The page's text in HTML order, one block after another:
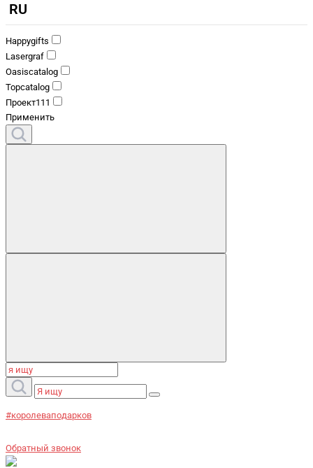
RU
Happygifts
Lasergraf
Oasiscatalog
Topcatalog
Проект111
Применить
#королеваподарков
Обратный звонок